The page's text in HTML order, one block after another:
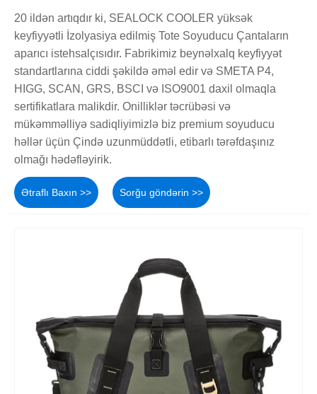
20 ildən artıqdır ki, SEALOCK COOLER yüksək
keyfiyyətli İzolyasiya edilmiş Tote Soyuducu Çantaların
aparıcı istehsalçısıdır. Fabrikimiz beynəlxalq keyfiyyət
standartlarına ciddi şəkildə əməl edir və SMETA P4,
HIGG, SCAN, GRS, BSCI və ISO9001 daxil olmaqla
sertifikatlara malikdir. Onilliklər təcrübəsi və
mükəmməlliyə sadiqliyimizlə biz premium soyuducu
həllər üçün Çində uzunmüddətli, etibarlı tərəfdaşınız
olmağı hədəfləyirik.
Ətraflı Baxın >> Sorğu göndərin >>